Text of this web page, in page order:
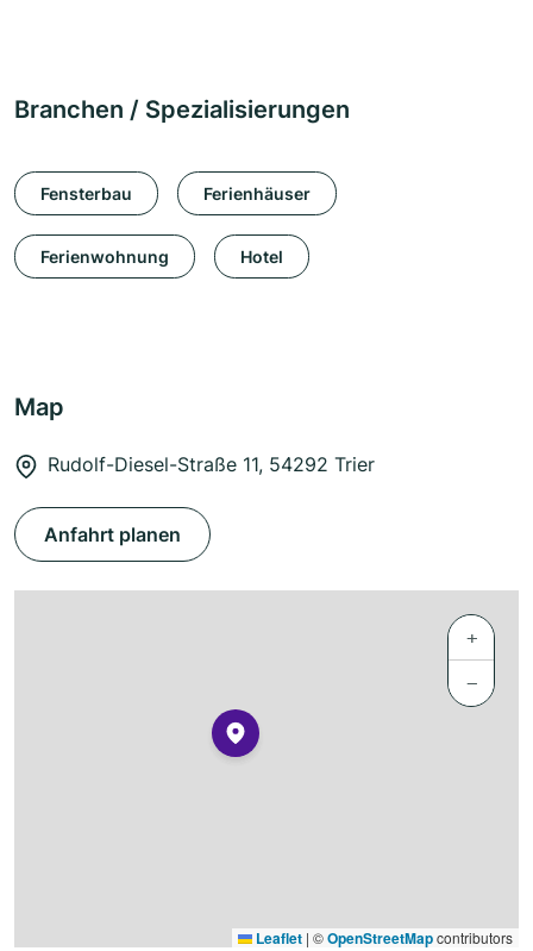
Branchen / Spezialisierungen
Fensterbau Ferienhäuser
Ferienwohnung Hotel
Map
Rudolf-Diesel-Straße 11, 54292 Trier
Anfahrt planen
+
−
Leaflet | ©OpenStreetMapcontributors